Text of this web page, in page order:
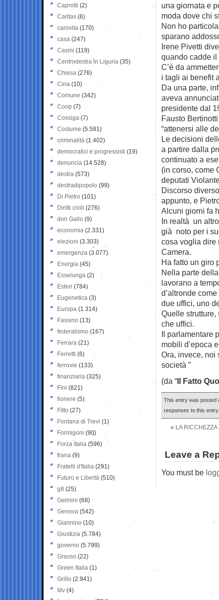
una giornata e
moda dove chi
Non ho
sparano
Irene Pivetti
quando cadde il
C’è da
i tagli ai benefit
Da una parte,
aveva
presidente dal
Fausto
“attenersi alle
Le decisioni
a partire dalla
continuato a
(in corso, come
deputati
Discorso
appunto, e
Alcuni giorni fa
In realtà un
già noto per i
cosa voglia dire
Camera.
Ha fatto un giro
Nella parte
lavorano a
d’altronde
due uffici, uno
Quelle strutture,
che uffici.
Il parlamentare
mobili d’epoca
Ora, invece, noi
società ”
(da “Il Fatto
This entry was posted
responses to this
« LA
Leave a
You must be
Caprotti (2)
Caritas (6)
carovita (170)
casa (247)
Casini (119)
Centrodestra in Liguria (35)
Chiesa (276)
Cina (10)
Comune (342)
Coop (7)
Cossiga (7)
Costume (5.581)
criminalità (1.402)
democratici e progressisti (19)
denuncia (14.528)
destra (573)
destradipopolo (99)
Di Pietro (101)
Diritti civili (276)
don Gallo (9)
economia (2.331)
elezioni (3.303)
emergenza (3.077)
Energia (45)
Esselunga (2)
Esteri (784)
Eugenetica (3)
Europa (1.314)
Fassino (13)
federalismo (167)
Ferrara (21)
Ferretti (6)
ferrovie (133)
finanziaria (325)
Fini (821)
fioriere (5)
Fitto (27)
Fontana di Trevi (1)
Formigoni (90)
Forza Italia (596)
frana (9)
Fratelli d'Italia (291)
Futuro e Libertà (510)
g8 (25)
Gelmini (68)
Genova (542)
Giannino (10)
Giustizia (5.784)
governo (5.799)
Grasso (22)
Green Italia (1)
Grillo (2.941)
Idv (4)